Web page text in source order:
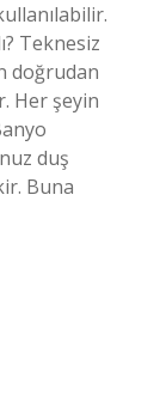
Teknesiz
doğrudan
Her şeyin
duş
Buna